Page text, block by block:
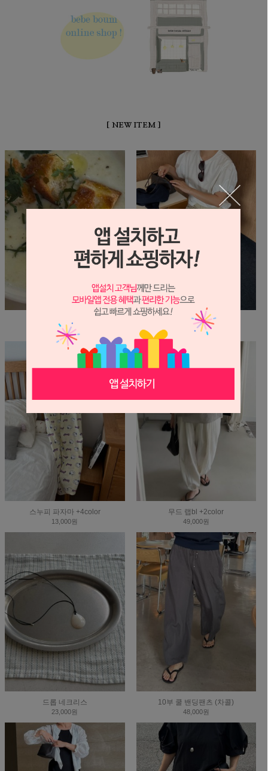
[ NEW ITEM ]
휴가 및 택배 배송 안내
0원
클라우드 블라 T
42,000원
스누피 파자마 +4color
13,000원
무드 랩bl +2color
49,000원
드롭 네크리스
23,000원
10부 쿨 밴딩팬츠 (차콜)
48,000원